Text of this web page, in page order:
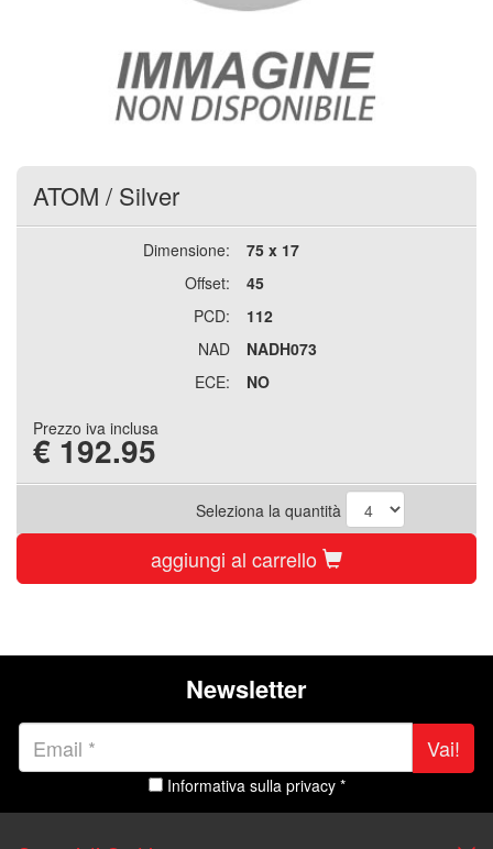
ATOM / Silver
Dimensione:
75 x 17
Offset:
45
PCD:
112
NAD
NADH073
ECE:
NO
Prezzo iva inclusa
€ 192.95
Seleziona la quantità
aggiungi al carrello
Newsletter
Vai!
Informativa sulla privacy *